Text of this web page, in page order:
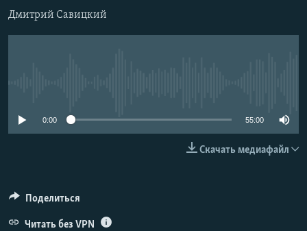
навигации
Вернутся
IDEL.РЕАЛИИ
РАСПИСАНИЕ ВЕЩАНИЯ
Дмитрий Савицкий
0:00 55:00
Скачать медиафайл
Поделиться
Читать без VPN